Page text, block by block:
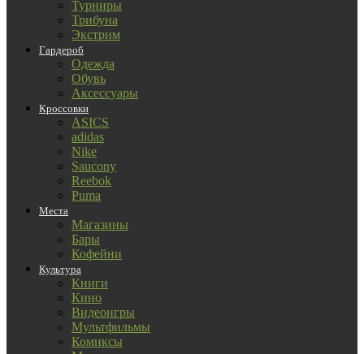
Турниры
Трибуна
Экстрим
Гардероб
Одежда
Обувь
Аксессуары
Кроссовки
ASICS
adidas
Nike
Saucony
Reebok
Puma
Места
Магазины
Бары
Кофейни
Культура
Книги
Кино
Видеоигры
Мультфильмы
Комиксы